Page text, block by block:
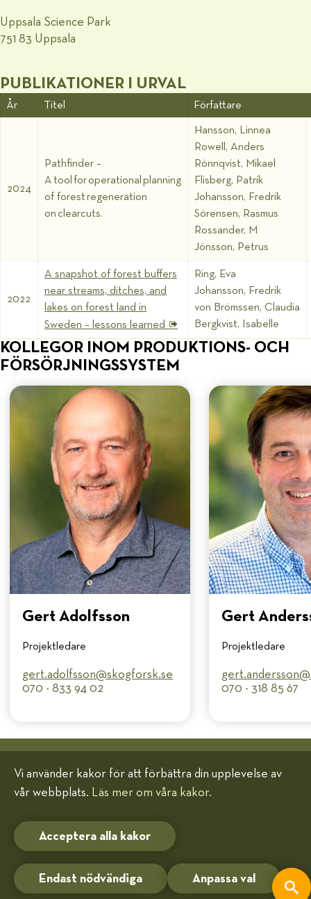
Uppsala Science Park
751 83 Uppsala
PUBLIKATIONER I URVAL
År Titel Författare
2024
Pathfinder –
A tool for operational planning
of forest regeneration
on clearcuts.
Hansson, Linnea
Rowell, Anders
Rönnqvist, Mikael
Flisberg, Patrik
Johansson, Fredrik
Sörensen, Rasmus
Rossander, M
Jönsson, Petrus
2022
A snapshot of forest buffers
near streams, ditches, and
lakes on forest land in
Sweden – lessons learned
Ring, Eva
Johansson, Fredrik
von Brömssen, Claudia
Bergkvist, Isabelle
KOLLEGOR INOM PRODUKTIONS- OCH
FÖRSÖRJNINGSSYSTEM
Gert Adolfsson
Projektledare
gert.adolfsson@​skogforsk.se
070 - 833 94 02
Gert
Projektledare
070 - 318 85 67
Kunskapsartiklar
Forskningsområden
Temasidor
Jobba hos oss
Vi använder kakor för att förbättra din upplevelse av
vår webbplats. Läs mer om våra kakor.
Acceptera alla kakor
Endast nödvändiga Anpassa val